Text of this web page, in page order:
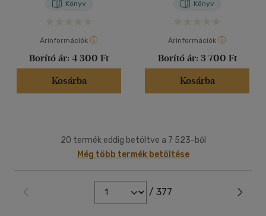
Könyv
Árinformációk
Borító ár: 4 300 Ft
Kosárba
Könyv
Árinformációk
Borító ár: 3 700 Ft
Kosárba
20 termék eddig betöltve a 7 523-ből
Még több termék betöltése
/ 377